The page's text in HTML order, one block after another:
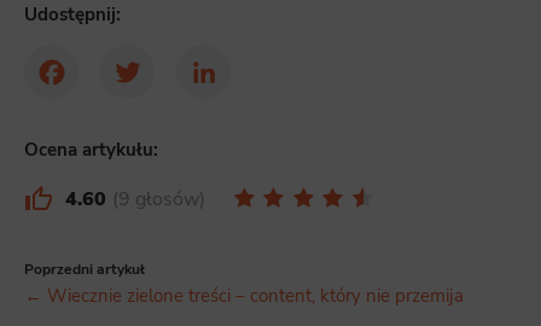
Udostępnij:
FacebookTwitter LinkedIn
Ocena artykułu:
4.60 9 głosów
Poprzedni artykuł
← Wiecznie zielone treści – content, który nie przemija